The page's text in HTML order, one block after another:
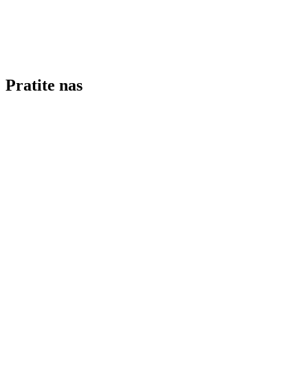
Pratite nas